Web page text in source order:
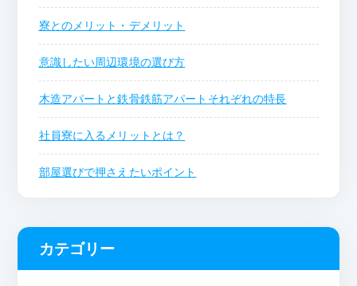
寮とのメリット・デメリット
意識したい周辺環境の選び方
木造アパートと鉄骨鉄筋アパートそれぞれの特長
社員寮に入るメリットとは？
部屋選びで押さえたいポイント
カテゴリー